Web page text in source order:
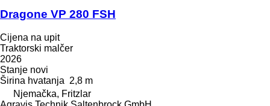
Dragone VP 280 FSH
Cijena na upit
Traktorski malčer
2026
Stanje novi
Širina hvatanja 2,8 m
Njemačka, Fritzlar